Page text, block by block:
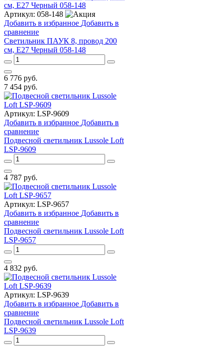
Артикул: 058-148
Добавить в избранное Добавить в
сравнение
Светильник ПАУК 8, провод 200
см, E27 Черный 058-148
6 776 руб.
7 454 руб.
Артикул: LSP-9609
Добавить в избранное Добавить в
сравнение
Подвесной светильник Lussole Loft
LSP-9609
4 787 руб.
Артикул: LSP-9657
Добавить в избранное Добавить в
сравнение
Подвесной светильник Lussole Loft
LSP-9657
4 832 руб.
Артикул: LSP-9639
Добавить в избранное Добавить в
сравнение
Подвесной светильник Lussole Loft
LSP-9639